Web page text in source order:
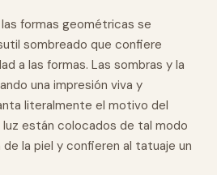
formas geométricas se
sombreado que confiere
a las formas. Las sombras y la
una impresión viva y
literalmente el motivo del
están colocados de tal modo
la piel y confieren al tatuaje un